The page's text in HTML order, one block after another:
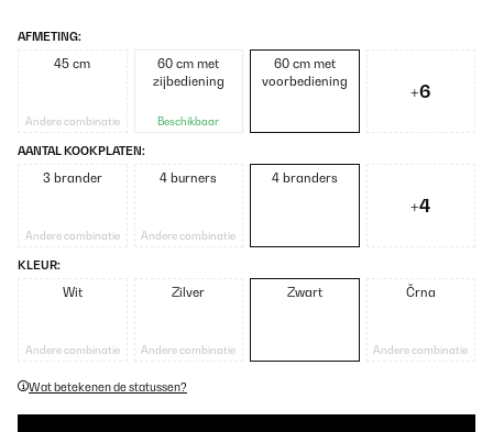
AFMETING:
45 cm
Andere combinatie
60 cm met
zijbediening
Beschikbaar
60 cm met
voorbediening
+6
AANTAL KOOKPLATEN:
3 brander
Andere combinatie
4 burners
Andere combinatie
4 branders
+4
KLEUR:
Wit
Andere combinatie
Zilver
Andere combinatie
Zwart Črna
Andere combinatie
Wat betekenen de statussen?